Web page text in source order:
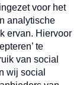
Verzend